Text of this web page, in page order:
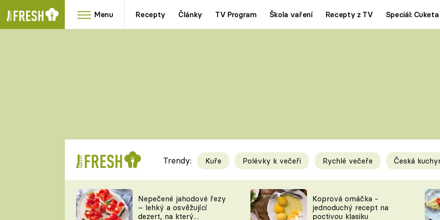
Menu Recepty Články TV Program Škola vaření Recepty z TV Speciál: Cuketa
RYCHLOVKY
Videorecepty
TEĎ VAŘÍ ŠÉF!
Tipy a triky
KAM ZA JÍDLEM
Trendy: Kuře Polévky k večeři Rychlé večeře Česká
Nepečené jahodové řezy
– lehký a osvěžující
dezert, na který
Koprová omáčka -
jednoduchý recept na
poctivou klasiku